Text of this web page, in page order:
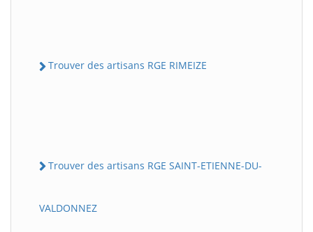
Trouver des artisans RGE RIMEIZE
Trouver des artisans RGE SAINT-ETIENNE-DU-
VALDONNEZ